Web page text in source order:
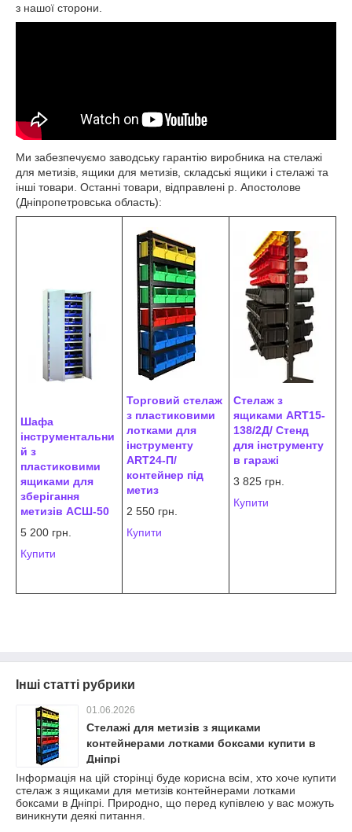
з нашої сторони.
Ми забезпечуємо заводську гарантію виробника на стелажі
для метизів, ящики для метизів, складські ящики і стелажі та
інші товари. Останні товари, відправлені р. Апостолове
(Дніпропетровська область):
Шафа
інструментальни
й з
пластиковими
ящиками для
зберігання
метизів АСШ-50
5 200 грн.
Купити
Торговий стелаж
з пластиковими
лотками для
інструменту
ART24-П/
контейнер під
метиз
2 550 грн.
Купити
Стелаж з
ящиками ART15-
138/2Д/ Стенд
для інструменту
в гаражі
3 825 грн.
Купити
Інші статті рубрики
01.06.2026
Стелажі для метизів з ящиками
контейнерами лотками боксами купити в
Дніпрі
Інформація на цій сторінці буде корисна всім, хто хоче купити
стелаж з ящиками для метизів контейнерами лотками
боксами в Дніпрі. Природно, що перед купівлею у вас можуть
виникнути деякі питання.